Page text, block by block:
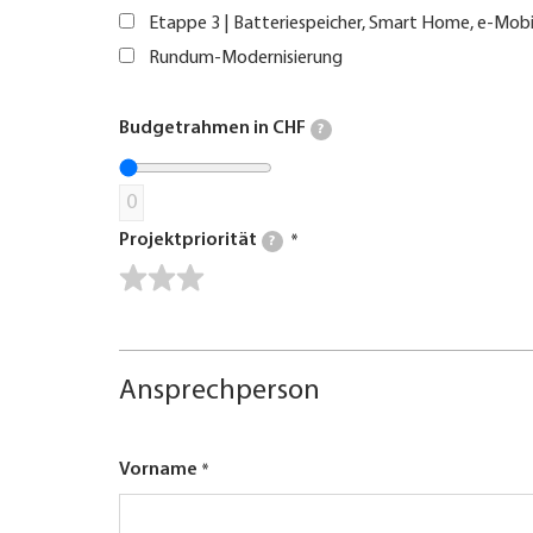
Etappe 3 | Batteriespeicher, Smart Home, e-
Rundum-Modernisierung
Budgetrahmen in CHF ?
0
Projektpriorität ?
Ansprechperson
Vorname